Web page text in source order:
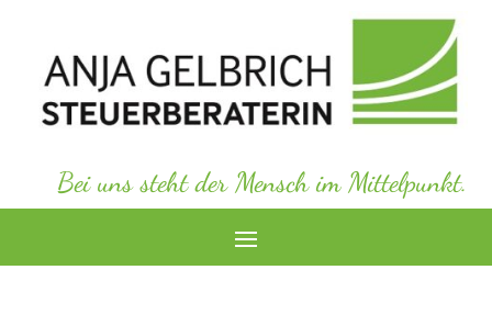
Bei uns steht der Mensch im Mittelpunkt.